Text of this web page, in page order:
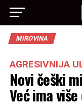
MIROVINA
AGRESIVNIJA
Novi češki
Već ima